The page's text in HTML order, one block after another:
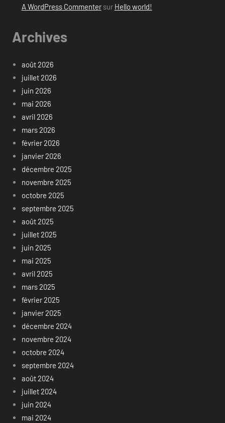
A WordPress Commentersur Hello world!
Archives
août 2026
juillet 2026
juin 2026
mai 2026
avril 2026
mars 2026
février 2026
janvier 2026
décembre 2025
novembre 2025
octobre 2025
septembre 2025
août 2025
juillet 2025
juin 2025
mai 2025
avril 2025
mars 2025
février 2025
janvier 2025
décembre 2024
novembre 2024
octobre 2024
septembre 2024
août 2024
juillet 2024
juin 2024
mai 2024